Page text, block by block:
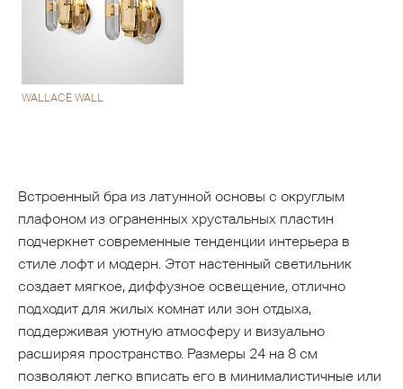
WALLACE WALL
Встроенный бра из латунной основы с округлым
плафоном из ограненных хрустальных пластин
подчеркнет современные тенденции интерьера в
стиле лофт и модерн. Этот настенный светильник
создает мягкое, диффузное освещение, отлично
подходит для жилых комнат или зон отдыха,
поддерживая уютную атмосферу и визуально
расширяя пространство. Размеры 24 на 8 см
позволяют легко вписать его в минималистичные или